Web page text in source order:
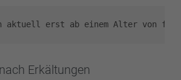
aktuell erst ab einem Alter von fünf
Erkältungen